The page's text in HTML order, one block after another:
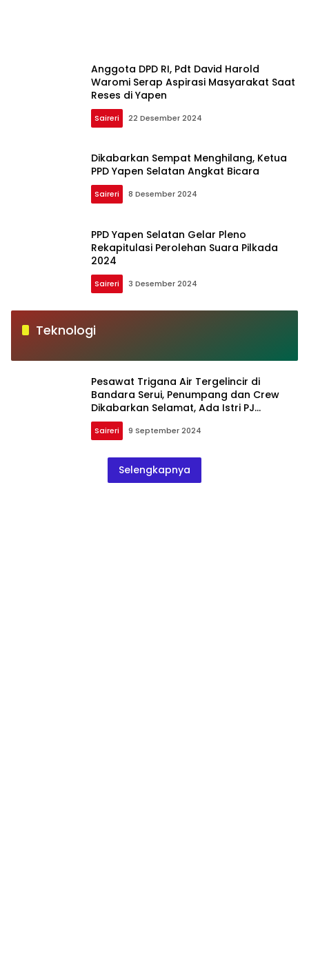
Anggota DPD RI, Pdt David Harold
Waromi Serap Aspirasi Masyarakat Saat
Reses di Yapen
Saireri 22 Desember 2024
Dikabarkan Sempat Menghilang, Ketua
PPD Yapen Selatan Angkat Bicara
Saireri 8 Desember 2024
PPD Yapen Selatan Gelar Pleno
Rekapitulasi Perolehan Suara Pilkada
2024
Saireri 3 Desember 2024
Teknologi
Pesawat Trigana Air Tergelincir di
Bandara Serui, Penumpang dan Crew
Dikabarkan Selamat, Ada Istri PJ
Gubernur Papua
Saireri 9 September 2024
Selengkapnya